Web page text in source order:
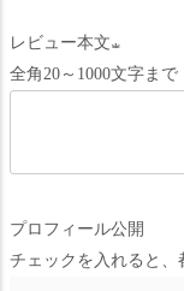
)
レビュー本文
(
)
全角20～1000文字まで
プロフィール公開
チェックを入れると、